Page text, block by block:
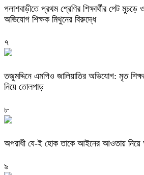
পলাশবাড়ীতে প্রথম শ্রেণির শিক্ষার্থীর পেট মুচড়ে
অভিযোগ শিক্ষক মিথুনের বিরুদ্ধে
৭
তজুমদ্দিনে এমপিও জালিয়াতির অভিযোগ: মৃত
নিয়ে তোলপাড়
৮
অপরাধী যে-ই হোক তাকে আইনের আওতায় নিয়ে
৯